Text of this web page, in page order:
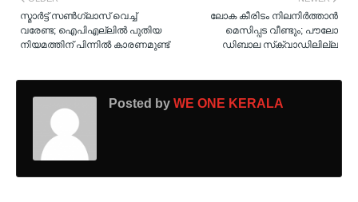
ലോക കീരിടം നിലനിര്‍ത്താന്‍
മെസിപ്പട വീണ്ടും; പൗലോ
ഡിബാല സ്‌ക്വാഡിലില്ല
സ്മാർട്ട് സൺ​ഗ്ലാസ് വെച്ച്
വരേണ്ട; ഐപിഎല്ലിൽ പുതിയ
നിയമത്തിന് പിന്നിൽ കാരണമുണ്ട്
Posted by WE ONE KERALA